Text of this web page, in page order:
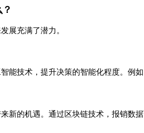
展充满了潜力。
能技术，提升决策的智能化程度。例
新的机遇。通过区块链技术，报销